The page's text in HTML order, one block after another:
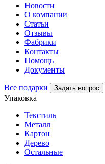
Новости
О компании
Статьи
Отзывы
Фабрики
Контакты
Помощь
Документы
Все подарки Задать вопрос
Упаковка
Текстиль
Металл
Картон
Дерево
Остальные